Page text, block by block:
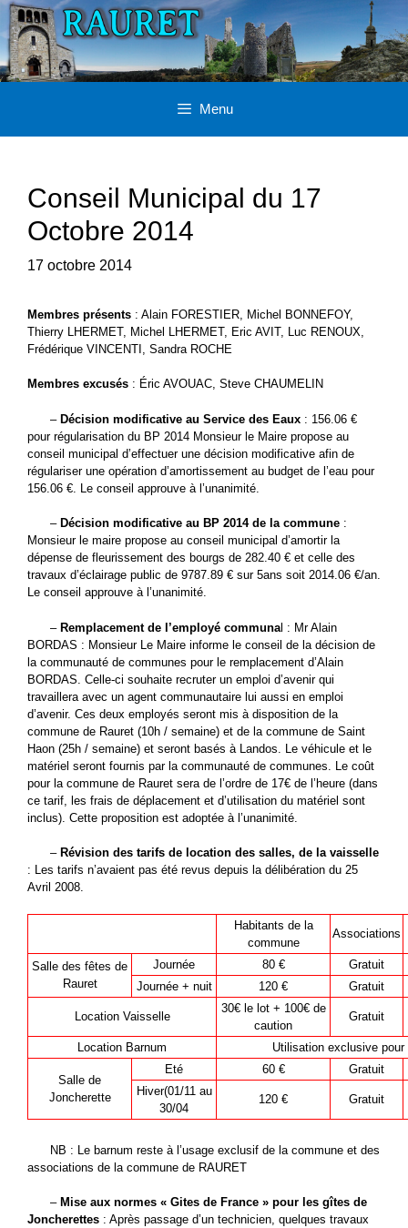
Aller
au
contenu
Menu
Conseil Municipal du 17
Octobre 2014
17 octobre 2014
Membres présents : Alain FORESTIER, Michel BONNEFOY,
Thierry LHERMET, Michel LHERMET, Eric AVIT, Luc RENOUX,
Frédérique VINCENTI, Sandra ROCHE
Membres excusés : Éric AVOUAC, Steve CHAUMELIN
– Décision modificative au Service des Eaux : 156.06 €
pour régularisation du BP 2014 Monsieur le Maire propose au
conseil municipal d’effectuer une décision modificative afin de
régulariser une opération d’amortissement au budget de l’eau pour
156.06 €. Le conseil approuve à l’unanimité.
– Décision modificative au BP 2014 de la commune :
Monsieur le maire propose au conseil municipal d’amortir la
dépense de fleurissement des bourgs de 282.40 € et celle des
travaux d’éclairage public de 9787.89 € sur 5ans soit 2014.06 €/an.
Le conseil approuve à l’unanimité.
– Remplacement de l’employé communal : Mr Alain
BORDAS : Monsieur Le Maire informe le conseil de la décision de
la communauté de communes pour le remplacement d’Alain
BORDAS. Celle-ci souhaite recruter un emploi d’avenir qui
travaillera avec un agent communautaire lui aussi en emploi
d’avenir. Ces deux employés seront mis à disposition de la
commune de Rauret (10h / semaine) et de la commune de Saint
Haon (25h / semaine) et seront basés à Landos. Le véhicule et le
matériel seront fournis par la communauté de communes. Le coût
pour la commune de Rauret sera de l’ordre de 17€ de l’heure (dans
ce tarif, les frais de déplacement et d’utilisation du matériel sont
inclus). Cette proposition est adoptée à l’unanimité.
– Révision des tarifs de location des salles, de la vaisselle
: Les tarifs n’avaient pas été revus depuis la délibération du 25
Avril 2008.
Habitants de la
commune
Associations
Salle des fêtes de
Rauret
Journée 80 €
Gratuit
Journée + nuit
120 € Gratuit
Location Vaisselle
30€ le lot + 100€ de
caution
Gratuit
Location Barnum Utilisation exclusive pour
Salle de
Joncherette
Eté 60 €
Gratuit
Hiver(01/11 au
30/04
120 € Gratuit
NB : Le barnum reste à l’usage exclusif de la commune et des
associations de la commune de RAURET
– Mise aux normes « Gites de France » pour les gîtes de
Joncherettes : Après passage d’un technicien, quelques travaux